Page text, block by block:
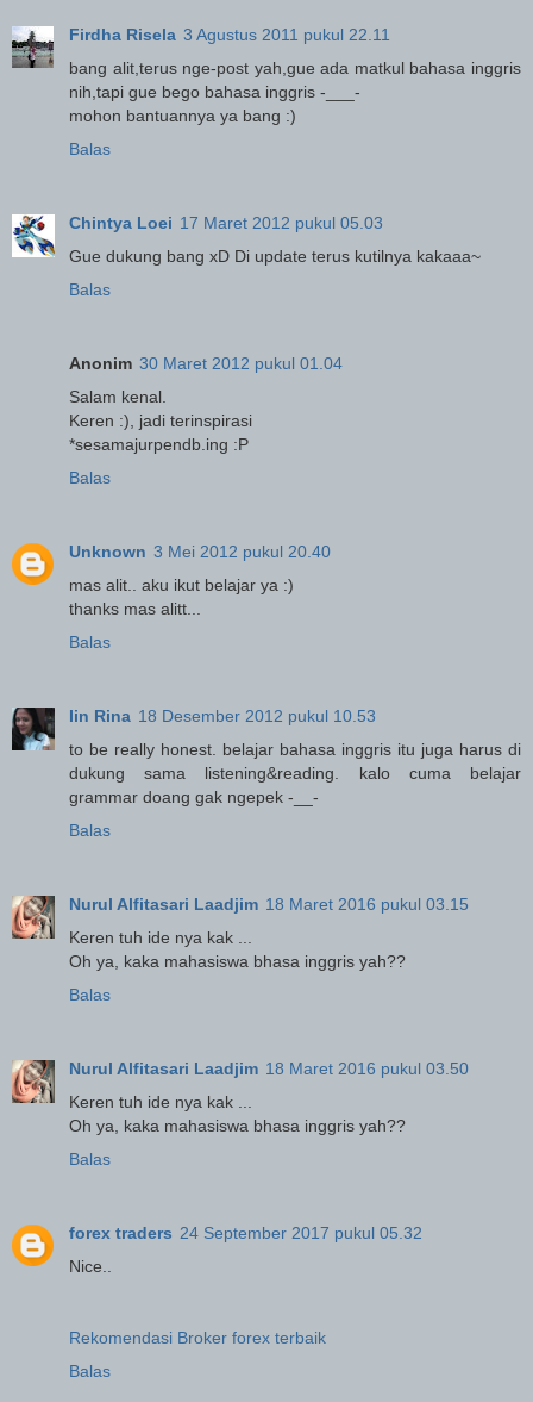
Firdha Risela 3 Agustus 2011 pukul 22.11
bang alit,terus nge-post yah,gue ada matkul bahasa inggris
nih,tapi gue bego bahasa inggris -___-
mohon bantuannya ya bang :)
Balas
Chintya Loei 17 Maret 2012 pukul 05.03
Gue dukung bang xD Di update terus kutilnya kakaaa~
Balas
Anonim 30 Maret 2012 pukul 01.04
Salam kenal.
Keren :), jadi terinspirasi
*sesamajurpendb.ing :P
Balas
Unknown 3 Mei 2012 pukul 20.40
mas alit.. aku ikut belajar ya :)
thanks mas alitt...
Balas
Iin Rina 18 Desember 2012 pukul 10.53
to be really honest. belajar bahasa inggris itu juga harus di
dukung sama listening&reading. kalo cuma belajar
grammar doang gak ngepek -__-
Balas
Nurul Alfitasari Laadjim 18 Maret 2016 pukul 03.15
Keren tuh ide nya kak ...
Oh ya, kaka mahasiswa bhasa inggris yah??
Balas
Nurul Alfitasari Laadjim 18 Maret 2016 pukul 03.50
Keren tuh ide nya kak ...
Oh ya, kaka mahasiswa bhasa inggris yah??
Balas
forex traders 24 September 2017 pukul 05.32
Nice..
Rekomendasi Broker forex terbaik
Balas